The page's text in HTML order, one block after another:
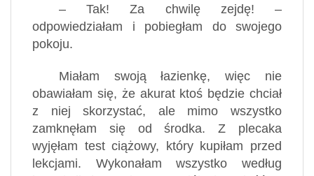
– Tak! Za chwilę zejdę! –
odpowiedziałam i pobiegłam do swojego
pokoju.
Miałam swoją łazienkę, więc nie
obawiałam się, że akurat ktoś będzie chciał
z niej skorzystać, ale mimo wszystko
zamknęłam się od środka. Z plecaka
wyjęłam test ciążowy, który kupiłam przed
lekcjami. Wykonałam wszystko według